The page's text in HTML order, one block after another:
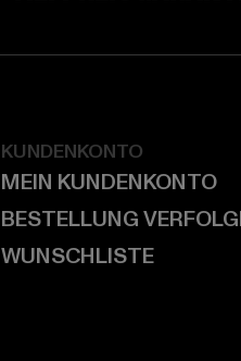
KUNDENKONTO
MEIN KUNDENKONTO
BESTELLUNG
WUNSCHLISTE